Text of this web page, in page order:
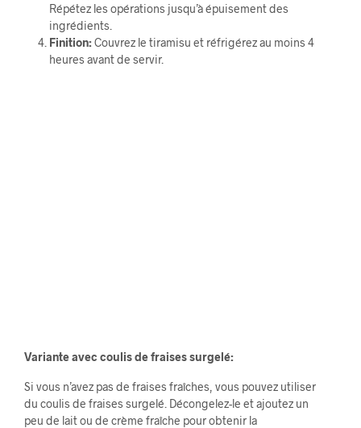
Répétez les opérations jusqu’à épuisement des
ingrédients.
Finition:Couvrez le tiramisu et réfrigérez au moins 4
heures avant de servir.
Variante avec coulis de fraises surgelé:
Si vous n’avez pas de fraises fraîches, vous pouvez utiliser
du coulis de fraises surgelé. Décongelez-le et ajoutez un
peu de lait ou de crème fraîche pour obtenir la